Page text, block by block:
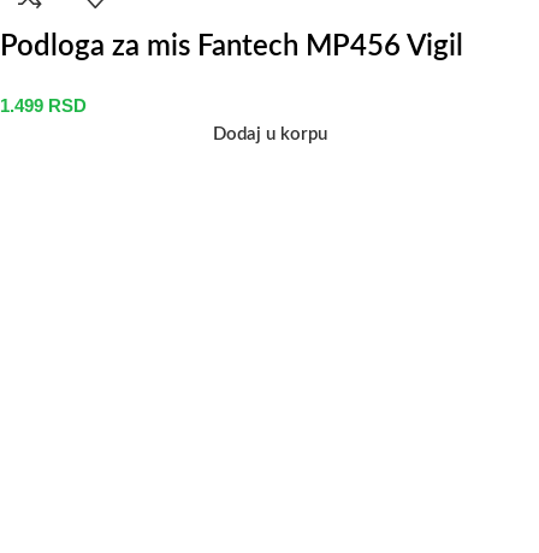
Podloga za mis Fantech MP456 Vigil
1.499 RSD
Dodaj u korpu